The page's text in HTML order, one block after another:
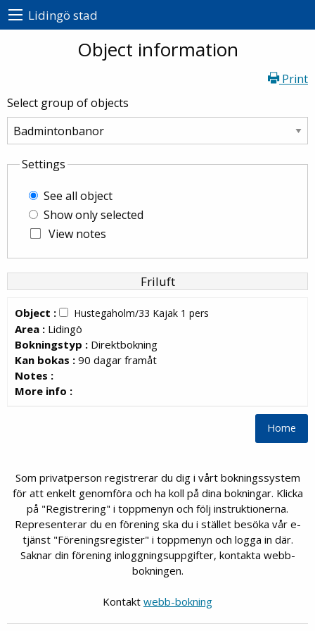
Lidingö stad
Object information
Print
Select group of objects
Settings
See all object
Show only selected
View notes
Friluft
Object : Hustegaholm/33 Kajak 1 pers
Area : Lidingö
Bokningstyp : Direktbokning
Kan bokas : 90 dagar framåt
Notes :
More info :
Som privatperson registrerar du dig i vårt bokningssystem
för att enkelt genomföra och ha koll på dina bokningar. Klicka
på "Registrering" i toppmenyn och följ instruktionerna.
Representerar du en förening ska du i stället besöka vår e-
tjänst "Föreningsregister" i toppmenyn och logga in där.
Saknar din förening inloggningsuppgifter, kontakta webb-
bokningen.
Kontakt webb-bokning